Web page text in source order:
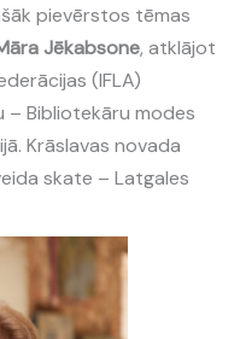
pievērstos tēmas
Jēkabsone, atklājot
(IFLA)
– Bibliotekāru modes
Krāslavas novada
skate – Latgales